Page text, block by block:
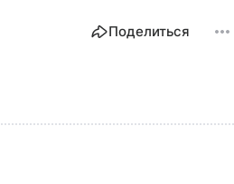
Поделиться